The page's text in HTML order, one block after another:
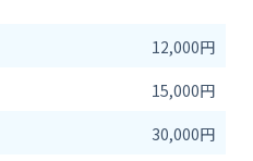
12,000円
15,000円
30,000円